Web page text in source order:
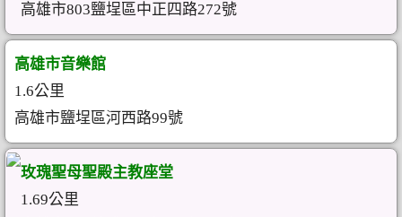
高雄市803鹽埕區中正四路272號
高雄市音樂館
1.6公里
高雄市鹽埕區河西路99號
玫瑰聖母聖殿主教座堂
1.69公里